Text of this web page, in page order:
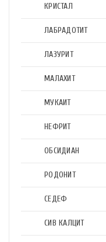
КРИСТАЛ
ЛАБРАДОТИТ
ЛАЗУРИТ
МАЛАХИТ
МУКАИТ
НЕФРИТ
ОБСИДИАН
РОДОНИТ
СЕДЕФ
СИВ КАЛЦИТ